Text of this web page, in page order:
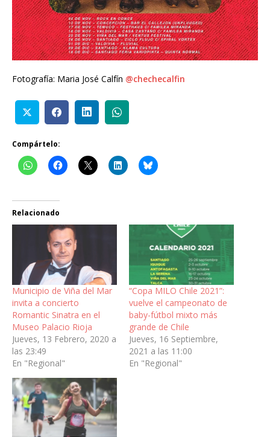
Fotografía: Maria José Calfín @chechecalfin
Compártelo:
Relacionado
Municipio de Viña del Mar
invita a concierto
Romantic Sinatra en el
Museo Palacio Rioja
Jueves, 13 Febrero, 2020 a
las 23:49
En "Regional"
“Copa MILO Chile 2021”:
vuelve el campeonato de
baby-fútbol mixto más
grande de Chile
Jueves, 16 Septiembre,
2021 a las 11:00
En "Regional"